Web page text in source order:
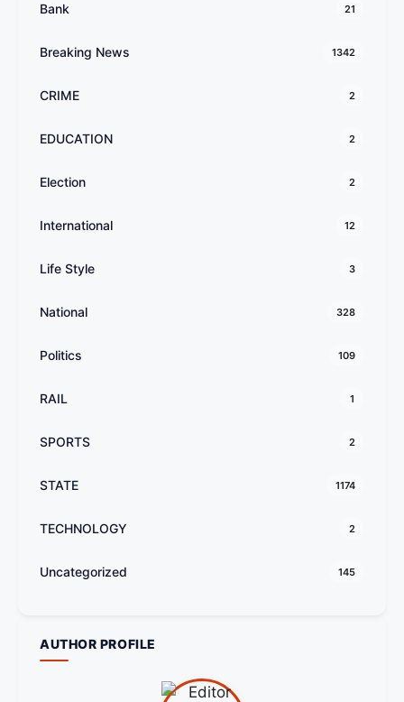
Bank 21
Breaking News 1342
CRIME 2
EDUCATION 2
Election 2
International 12
Life Style 3
National 328
Politics 109
RAIL 1
SPORTS 2
STATE 1174
TECHNOLOGY 2
Uncategorized 145
AUTHOR PROFILE